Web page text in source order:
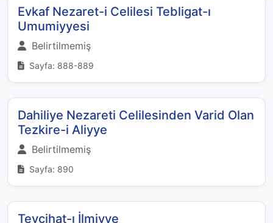
Evkaf Nezaret-i Celilesi Tebligat-ı
Umumiyyesi
Belirtilmemiş
Sayfa: 888-889
Dahiliye Nezareti Celilesinden Varid Olan
Tezkire-i Aliyye
Belirtilmemiş
Sayfa: 890
Tevcihat-ı İlmiyye